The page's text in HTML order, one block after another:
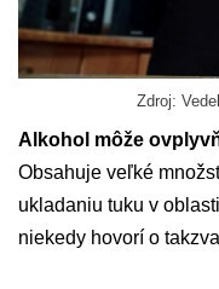
Zdroj:
Alkohol môže
Obsahuje veľké
ukladaniu tuku v
niekedy hovorí o